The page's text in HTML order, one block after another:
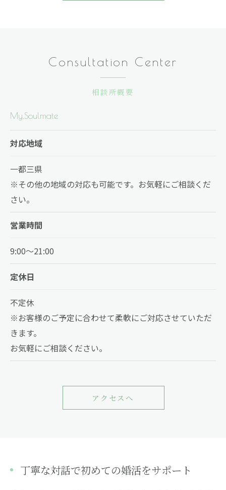
相談所概要
Consultation Center
My.Soulmate
対応地域
一都三県
※その他の地域の対応も可能です。お気軽にご相談くだ
さい。
営業時間
9:00～21:00
定休日
不定休
※お客様のご予定に合わせて柔軟にご対応させていただ
きます。
お気軽にご相談ください。
アクセスへ
丁寧な対話で初めての婚活をサポート